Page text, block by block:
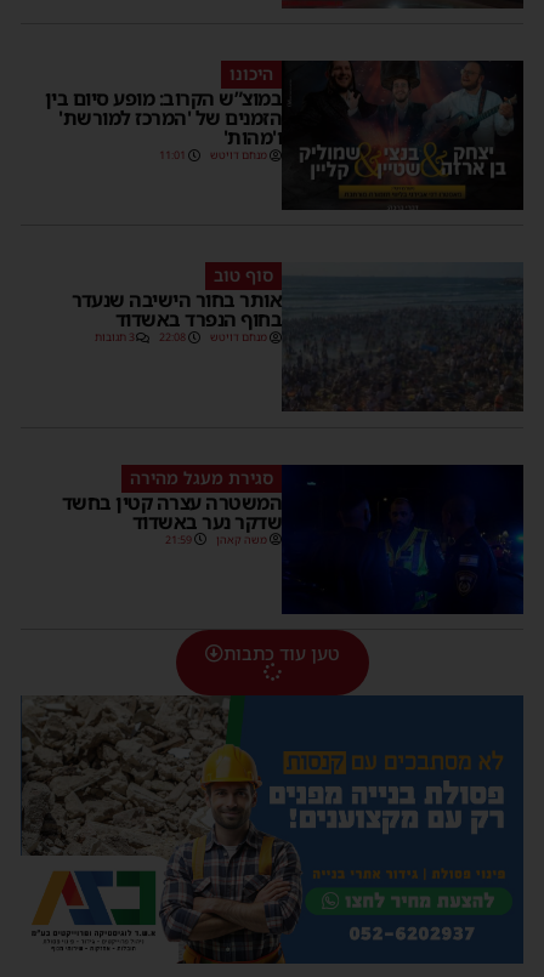
היכונו
במוצ”ש הקרוב: מופע סיום בין
הזמנים של 'המרכז למורשת'
ו'מהות'
מנחם דויטש 11:01
סוף טוב
אותר בחור הישיבה שנעדר
בחוף הנפרד באשדוד
מנחם דויטש 22:08 3 תגובות
סגירת מעגל מהירה
המשטרה עצרה קטין בחשד
שדקר נער באשדוד
משה קאהן 21:59
טען עוד כתבות